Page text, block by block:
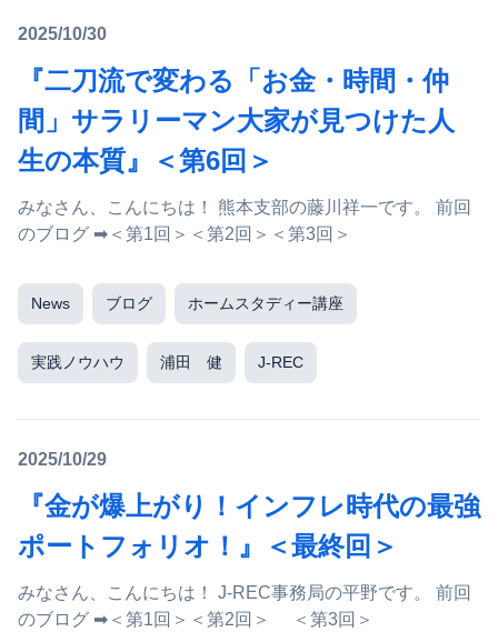
2025/10/30
『二刀流で変わる「お金・時間・仲
間」サラリーマン大家が見つけた人
生の本質』＜第6回＞
みなさん、こんにちは！ 熊本支部の藤川祥一です。 前回
のブログ ➡＜第1回＞＜第2回＞＜第3回＞
News ブログ ホームスタディー講座
実践ノウハウ 浦田 健 J-REC
2025/10/29
『金が爆上がり！インフレ時代の最強
ポートフォリオ！』＜最終回＞
みなさん、こんにちは！ J-REC事務局の平野です。 前回
のブログ ➡＜第1回＞＜第2回＞ ＜第3回＞